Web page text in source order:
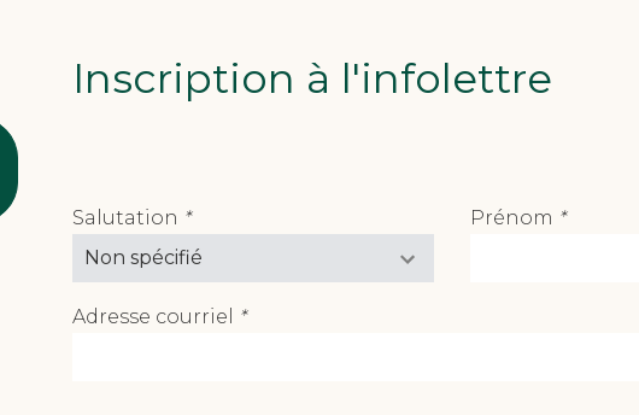
Inscription à l'infolettre
Salutation *
(Champs
requis)
Prénom *
Adresse courriel *